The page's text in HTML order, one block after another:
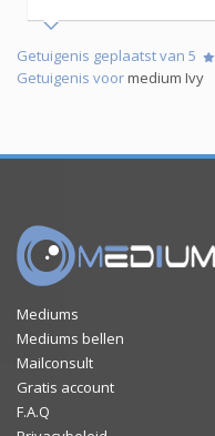
Getuigenis geplaatst van 5
Getuigenis voormedium Ivy
Mediums
Mediums bellen
Mailconsult
Gratis account
F.A.Q